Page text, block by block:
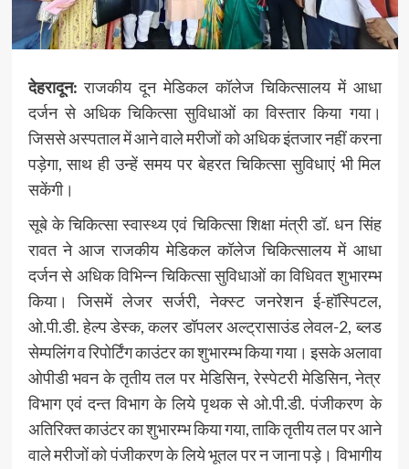
देहरादून: राजकीय दून मेडिकल कॉलेज चिकित्सालय में आधा
दर्जन से अधिक चिकित्सा सुविधाओं का विस्तार किया गया।
जिससे अस्पताल में आने वाले मरीजों को अधिक इंतजार नहीं करना
पड़ेगा, साथ ही उन्हें समय पर बेहरत चिकित्सा सुविधाएं भी मिल
सकेंगी।
सूबे के चिकित्सा स्वास्थ्य एवं चिकित्सा शिक्षा मंत्री डॉ. धन सिंह
रावत ने आज राजकीय मेडिकल कॉलेज चिकित्सालय में आधा
दर्जन से अधिक विभिन्न चिकित्सा सुविधाओं का विधिवत शुभारम्भ
किया। जिसमें लेजर सर्जरी, नेक्स्ट जनरेशन ई-हॉस्पिटल,
ओ.पी.डी. हेल्प डेस्क, कलर डॉपलर अल्ट्रासाउंड लेवल-2, ब्लड
सेम्पलिंग व रिपोर्टिंग काउंटर का शुभारम्भ किया गया। इसके अलावा
ओपीडी भवन के तृतीय तल पर मेडिसिन, रेस्पेटरी मेडिसिन, नेत्र
विभाग एवं दन्त विभाग के लिये पृथक से ओ.पी.डी. पंजीकरण के
अतिरिक्त काउंटर का शुभारम्भ किया गया, ताकि तृतीय तल पर आने
वाले मरीजों को पंजीकरण के लिये भूतल पर न जाना पड़े। विभागीय